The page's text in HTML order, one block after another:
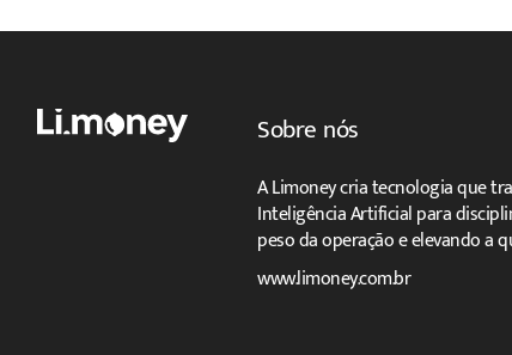
Sobre nós
A Limoney cria tecnologia que
Inteligência Artificial para
peso da operação e elevando a
www.limoney.com.br